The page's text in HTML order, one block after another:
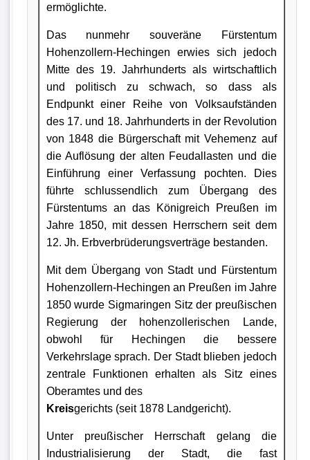
ermöglichte.
Das nunmehr souveräne Fürstentum
Hohenzollern-Hechingen erwies sich jedoch
Mitte des 19. Jahrhunderts als wirtschaftlich
und politisch zu schwach, so dass als
Endpunkt einer Reihe von Volksaufständen
des 17. und 18. Jahrhunderts in der Revolution
von 1848 die Bürgerschaft mit Vehemenz auf
die Auflösung der alten Feudallasten und die
Einführung einer Verfassung pochten. Dies
führte schlussendlich zum Übergang des
Fürstentums an das Königreich Preußen im
Jahre 1850, mit dessen Herrschern seit dem
12. Jh. Erbverbrüderungsverträge bestanden.
Mit dem Übergang von Stadt und Fürstentum
Hohenzollern-Hechingen an Preußen im Jahre
1850 wurde Sigmaringen Sitz der preußischen
Regierung der hohenzollerischen Lande,
obwohl für Hechingen die bessere
Verkehrslage sprach. Der Stadt blieben jedoch
zentrale Funktionen erhalten als Sitz eines
Oberamtes und des
Kreisgerichts (seit 1878 Landgericht).
Unter preußischer Herrschaft gelang die
Industrialisierung der Stadt, die fast